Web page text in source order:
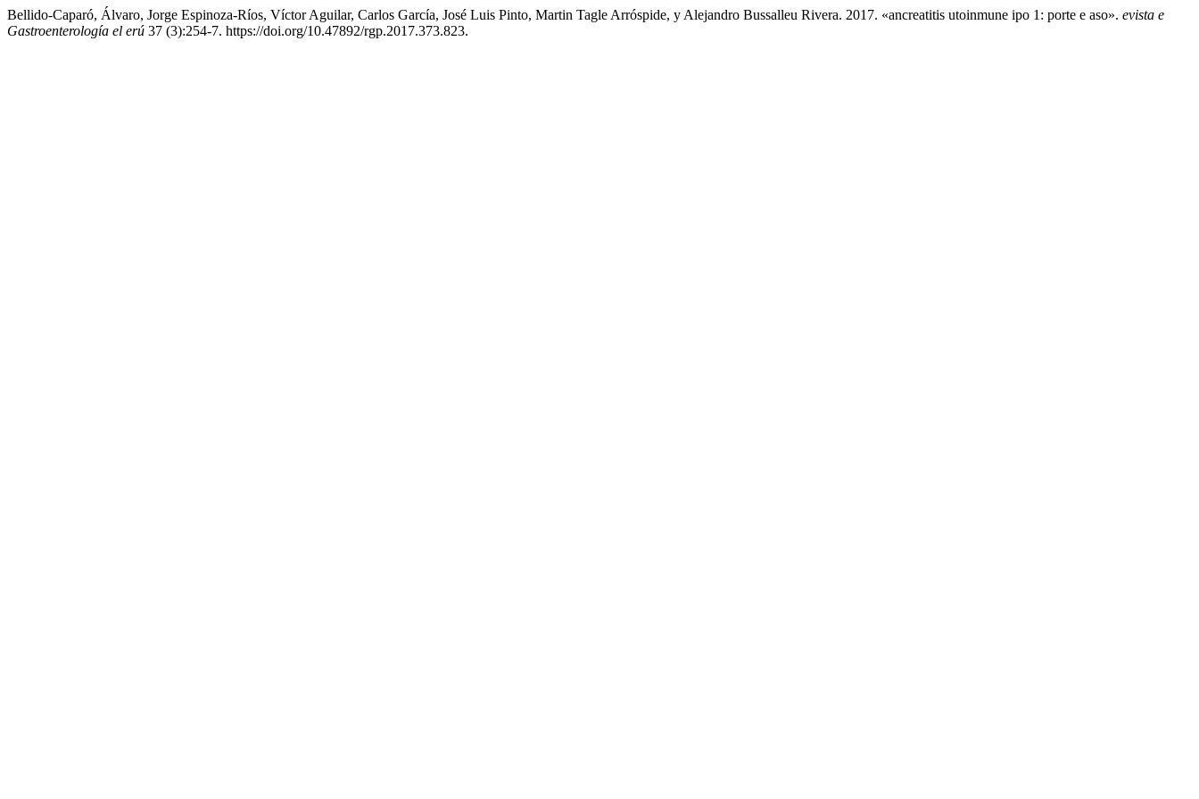
Bellido-Caparó, Álvaro, Jorge Espinoza-Ríos, Víctor Aguilar, Carlos García, José Luis Pinto, Martin Tagle Arróspide, y Alejandro Bussalleu Rivera. 2017. «ancreatitis utoinmune ipo 1: porte e aso». evista e
Gastroenterología el erú 37 (3):254-7. https://doi.org/10.47892/rgp.2017.373.823.